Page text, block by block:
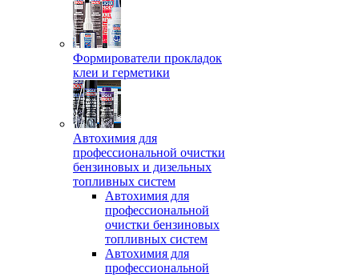
Формирователи прокладок
клеи и герметики
Автохимия для
профессиональной очистки
бензиновых и дизельных
топливных систем
Автохимия для
профессиональной
очистки бензиновых
топливных систем
Автохимия для
профессиональной